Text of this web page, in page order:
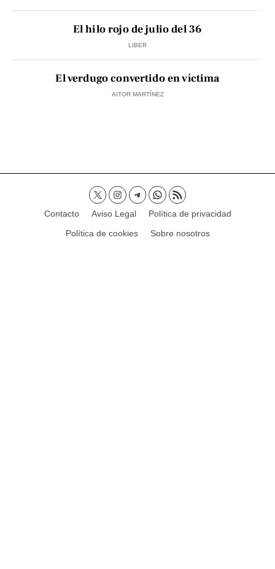
El hilo rojo de julio del 36
LIBER
El verdugo convertido en víctima
AITOR MARTÍNEZ
Contacto Aviso Legal
Política de privacidad
Política de cookies
Sobre nosotros